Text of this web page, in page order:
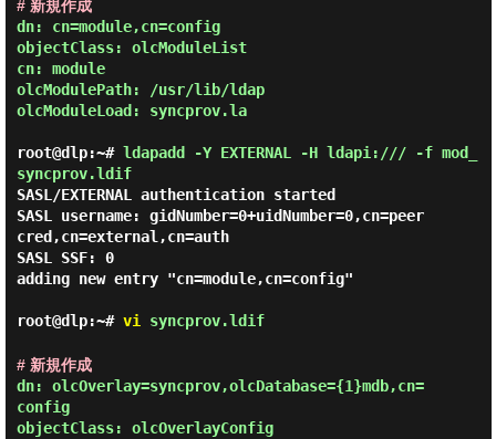
# 新規作成
dn: cn=module,cn=config
objectClass: olcModuleList
cn: module
olcModulePath: /usr/lib/ldap
olcModuleLoad: syncprov.la
root@dlp:~# ldapadd -Y EXTERNAL -H ldapi:/// -f mod_
syncprov.ldif
SASL/EXTERNAL authentication started
SASL username: gidNumber=0+uidNumber=0,cn=peer
cred,cn=external,cn=auth
SASL SSF: 0
adding new entry "cn=module,cn=config"
root@dlp:~# vi syncprov.ldif
# 新規作成
dn: olcOverlay=syncprov,olcDatabase={1}mdb,cn=
config
objectClass: olcOverlayConfig